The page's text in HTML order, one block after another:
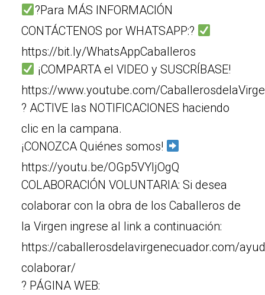
?Para MÁS INFORMACIÓN
CONTÁCTENOS por WHATSAPP:?
https://bit.ly/WhatsAppCaballeros
¡COMPARTA el VIDEO y SUSCRÍBASE!
https://www.youtube.com/
? ACTIVE las NOTIFICACIONES haciendo
clic en la campana.
¡CONOZCA Quiénes somos!
https://youtu.be/OGp5VYljOgQ
COLABORACIÓN VOLUNTARIA: Si desea
colaborar con la obra de los Caballeros de
la Virgen ingrese al link a continuación:
https://caballerosdelavirgenecuador.com/
colaborar/
? PÁGINA WEB: